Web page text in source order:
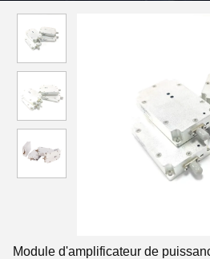
Module d'amplificateur de